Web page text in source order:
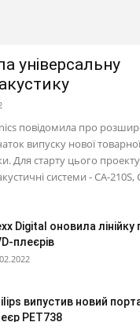
універсальну
повідомила про
випуску нової
Для старту цього
системи - CA-210S,
Digital оновила
плеєрів
випустив новий
PET738